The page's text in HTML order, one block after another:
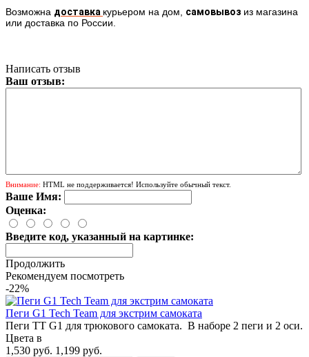
Возможна доставка курьером на дом, самовывоз из магазина
или доставка по России.
Написать отзыв
Ваш отзыв:
Внимание: HTML не поддерживается! Используйте обычный текст.
Ваше Имя:
Оценка:
Введите код, указанный на картинке:
Продолжить
Рекомендуем посмотреть
-22%
Пеги G1 Tech Team для экстрим самоката
Пеги TT G1 для трюкового самоката. В наборе 2 пеги и 2 оси.
Цвета в
1,530 руб. 1,199 руб.